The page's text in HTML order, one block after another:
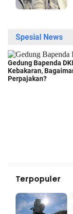
Terpopuler